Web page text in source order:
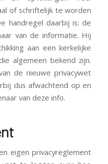
of schriftelijk te worden
handregel daarbij is: de
van de informatie. Hij
aan een kerkelijke
algemeen bekend zijn.
de nieuwe privacywet
dus afwachtend op en
van deze info.
eigen privacyreglement